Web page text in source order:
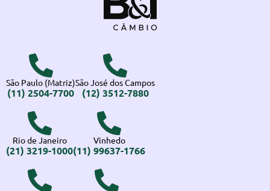
São Paulo (Matriz)
(11) 2504-7700
São José dos Campos
(12) 3512-7880
Rio de Janeiro
(21) 3219-1000
Vinhedo
(11) 99637-1766